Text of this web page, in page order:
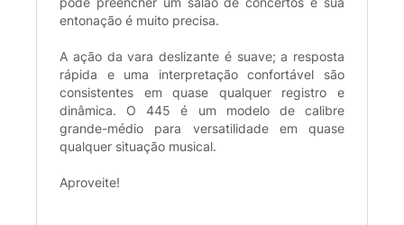
entonação é muito precisa.
A ação da vara deslizante é suave; a resposta
rápida e uma interpretação confortável são
consistentes em quase qualquer registro e
dinâmica. O 445 é um modelo de calibre
grande-médio para versatilidade em quase
qualquer situação musical.
Aproveite!